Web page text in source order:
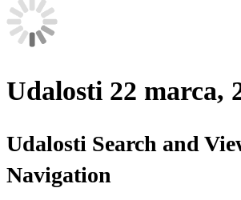
Udalosti 22 marca,
Udalosti Search and
Navigation